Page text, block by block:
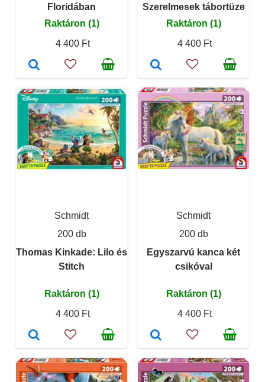
Floridában
Raktáron (1)
4 400 Ft
Szerelmesek tábortüze
Raktáron (1)
4 400 Ft
Schmidt
200 db
Thomas Kinkade: Lilo és
Stitch
Raktáron (1)
4 400 Ft
Schmidt
200 db
Egyszarvú kanca két
csikóval
Raktáron (1)
4 400 Ft